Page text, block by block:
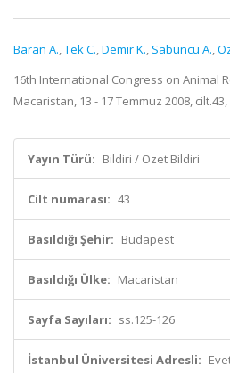
Baran A.,Tek C.,Demir K., Sabuncu A.,
16th International Congress on Animal
Macaristan, 13 - 17 Temmuz 2008,
Yayın Türü: Bildiri / Özet Bildiri
Cilt numarası: 43
Basıldığı Şehir: Budapest
Basıldığı Ülke: Macaristan
Sayfa Sayıları: ss.125-126
İstanbul Üniversitesi Adresli: